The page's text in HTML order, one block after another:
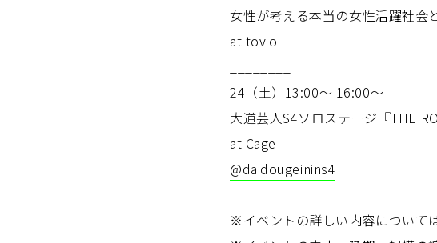
女性が考える本当の女性活躍社会
at tovio
24（土）13:00〜 16:00〜
大道芸人S4ソロステージ『THE
at Cage
@daidougeinins4
※イベントの詳しい内容について